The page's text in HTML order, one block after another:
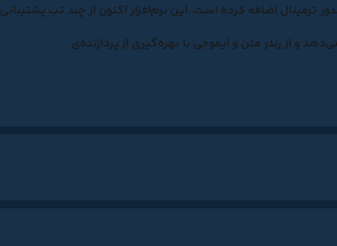
اضافه کرده است. این نرم‌افزار اکنون از چند تب پشتیبانی
و از رندر متن و ایموجی با بهره‌گیری از پردازنده‌ی